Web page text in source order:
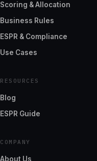
Scoring & Allocation
Business Rules
ESPR & Compliance
Use Cases
RESOURCES
Blog
ESPR Guide
COMPANY
About Us